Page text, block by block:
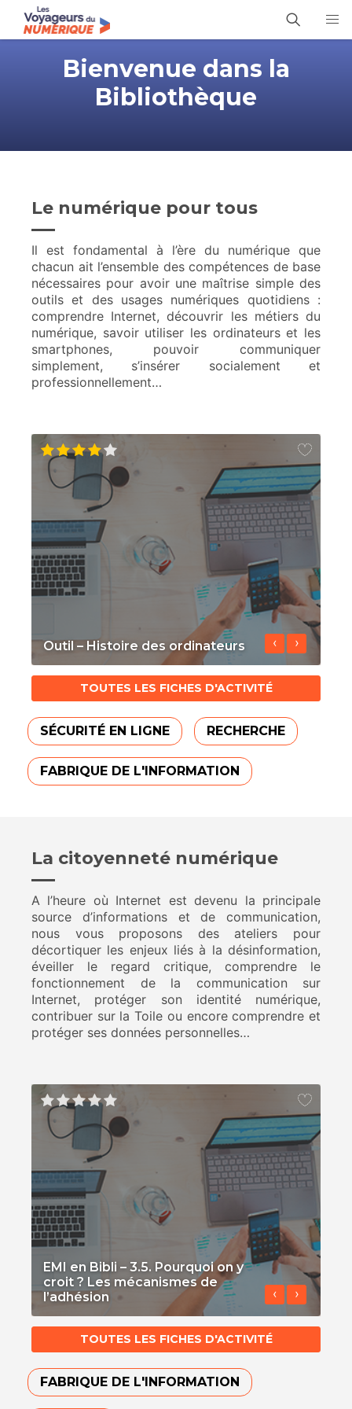
Bienvenue dans la
Bibliothèque
Le numérique pour tous
Il est fondamental à l’ère du numérique que
chacun ait l’ensemble des compétences de base
nécessaires pour avoir une maîtrise simple des
outils et des usages numériques quotidiens :
comprendre Internet, découvrir les métiers du
numérique, savoir utiliser les ordinateurs et les
smartphones, pouvoir communiquer
simplement, s’insérer socialement et
professionnellement…
Outil – Histoire des ordinateurs ‹ ›
TOUTES LES FICHES D'ACTIVITÉ
SÉCURITÉ EN LIGNE RECHERCHE
FABRIQUE DE L'INFORMATION
La citoyenneté numérique
A l’heure où Internet est devenu la principale
source d’informations et de communication,
nous vous proposons des ateliers pour
décortiquer les enjeux liés à la désinformation,
éveiller le regard critique, comprendre le
fonctionnement de la communication sur
Internet, protéger son identité numérique,
contribuer sur la Toile ou encore comprendre et
protéger ses données personnelles…
EMI en Bibli – 3.5. Pourquoi on y
croit ? Les mécanismes de
l’adhésion
‹ ›
TOUTES LES FICHES D'ACTIVITÉ
FABRIQUE DE L'INFORMATION